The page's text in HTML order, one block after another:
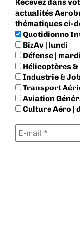
Recevez dans
actualités
thématiques ci-
Quotidienne
BizAv | lundi
Défense | mardi
Hélicoptères &
Industrie &
Transport
Aviation
Culture Aéro |